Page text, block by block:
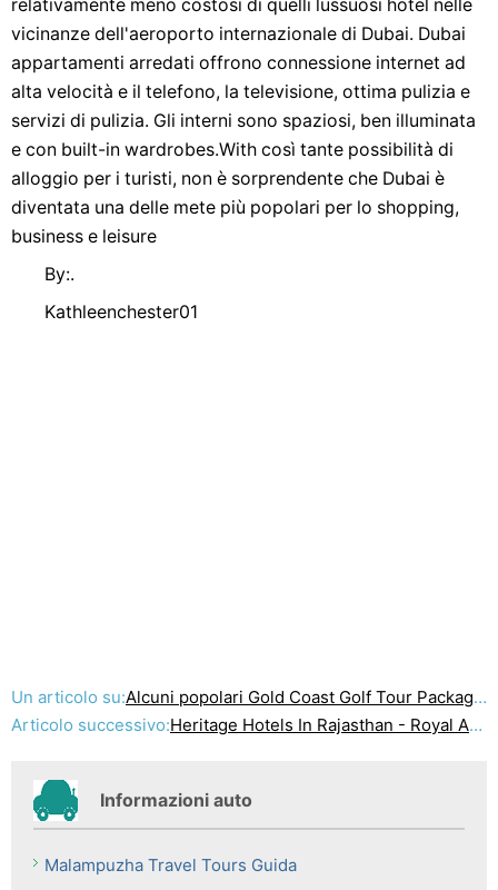
relativamente meno costosi di quelli lussuosi hotel nelle
vicinanze dell'aeroporto internazionale di Dubai. Dubai
appartamenti arredati offrono connessione internet ad
alta velocità e il telefono, la televisione, ottima pulizia e
servizi di pulizia. Gli interni sono spaziosi, ben illuminata
e con built-in wardrobes.With così tante possibilità di
alloggio per i turisti, non è sorprendente che Dubai è
diventata una delle mete più popolari per lo shopping,
business e leisure
By:.
Kathleenchester01
Un articolo su:Alcuni popolari Gold Coast Golf Tour Packages
Articolo successivo:Heritage Hotels In Rajasthan - Royal Accommodation
Informazioni auto
Malampuzha Travel Tours Guida